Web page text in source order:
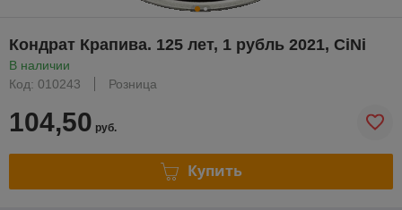
Кондрат Крапива. 125 лет, 1 рубль 2021, CiNi
В наличии
Код: 010243
Розница
104,50 руб.
Купить